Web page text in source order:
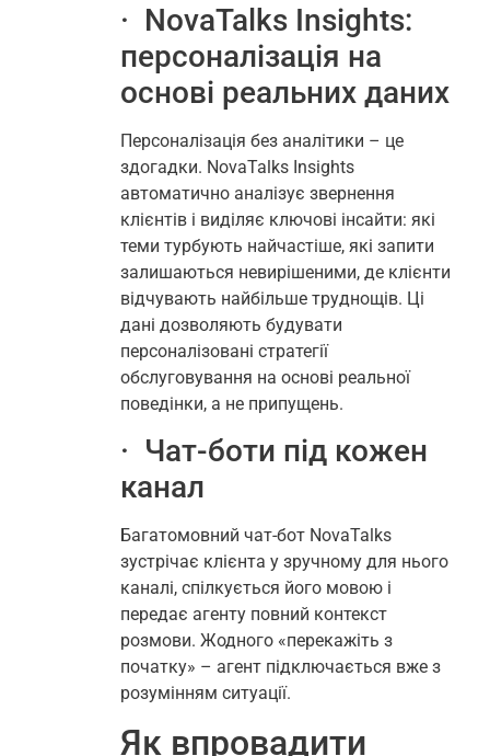
· NovaTalks Insights:
персоналізація на
основі реальних даних
Персоналізація без аналітики – це
здогадки. NovaTalks Insights
автоматично аналізує звернення
клієнтів і виділяє ключові інсайти: які
теми турбують найчастіше, які запити
залишаються невирішеними, де клієнти
відчувають найбільше труднощів. Ці
дані дозволяють будувати
персоналізовані стратегії
обслуговування на основі реальної
поведінки, а не припущень.
· Чат-боти під кожен
канал
Багатомовний чат-бот NovaTalks
зустрічає клієнта у зручному для нього
каналі, спілкується його мовою і
передає агенту повний контекст
розмови. Жодного «перекажіть з
початку» – агент підключається вже з
розумінням ситуації.
Як впровадити